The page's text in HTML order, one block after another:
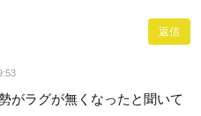
返信
がラグが無くなったと聞いて